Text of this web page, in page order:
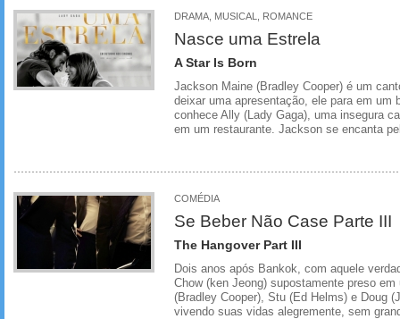
DRAMA, MUSICAL, ROMANCE
Nasce uma Estrela
A Star Is Born
Jackson Maine (Bradley Cooper) é um
deixar uma apresentação, ele para em um
conhece Ally (Lady Gaga), uma insegura
em um restaurante. Jackson se encanta
COMÉDIA
Se Beber Não Case Parte III
The Hangover Part III
Dois anos após Bankok, com aquele
Chow (ken Jeong) supostamente preso
(Bradley Cooper), Stu (Ed Helms) e Doug
vivendo suas vidas alegremente, sem